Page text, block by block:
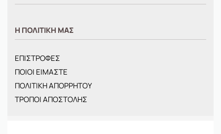
ΓΥΝΑΙΚΕΙΑ
BRANDS
ΝΕΕΣ ΑΦΙΞΕΙΣ
OFFERS
ΤΣΑΝΤΕΣ
Η ΠΟΛΙΤΙΚΗ ΜΑΣ
ΕΠΙΣΤΡΟΦΕΣ
ΠΟΙΟΙ ΕΙΜΑΣΤΕ
ΠΟΛΙΤΙΚΗ ΑΠΟΡΡΗΤΟΥ
ΤΡΟΠΟΙ ΑΠΟΣΤΟΛΗΣ